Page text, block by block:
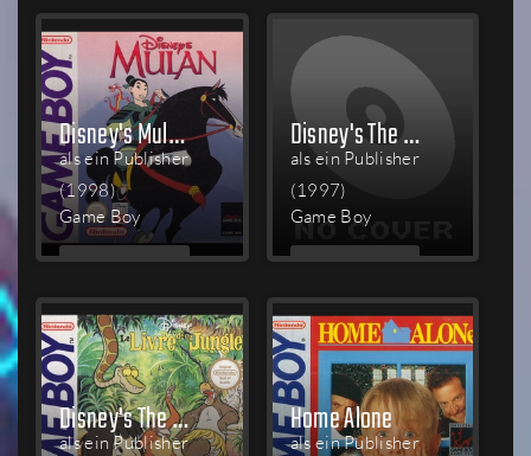
Disney's Mulan
als ein Publisher
(1998)
Game Boy
MEHR
Disney's The Hunchback of Notre Dame
als ein Publisher
(1997)
Game Boy
MEHR
Disney's The Jungle Book
als ein Publisher
Home Alone
als ein Publisher